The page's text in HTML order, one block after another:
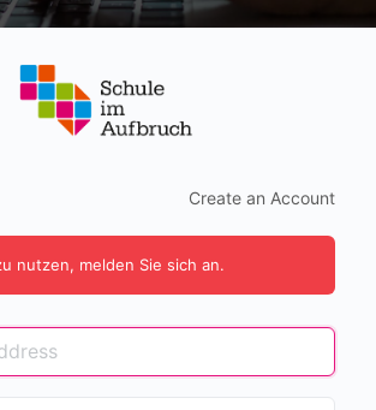
Create an Account
nutzen, melden Sie sich an.